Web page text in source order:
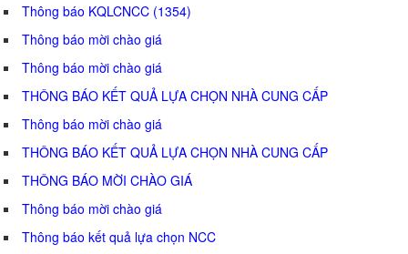
Thông báo KQLCNCC (1354)
Thông báo mời chào giá
Thông báo mời chào giá
THÔNG BÁO KẾT QUẢ LỰA CHỌN NHÀ CUNG CẤP
Thông báo mời chào giá
THÔNG BÁO KẾT QUẢ LỰA CHỌN NHÀ CUNG CẤP
THÔNG BÁO MỜI CHÀO GIÁ
Thông báo mời chào giá
Thông báo kết quả lựa chọn NCC